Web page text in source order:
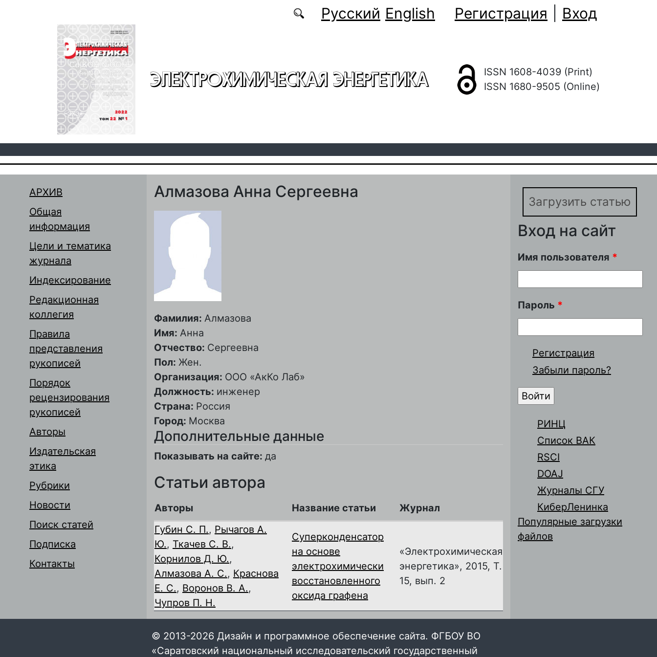
Русский English Регистрация Вход
ЭЛЕКТРОХИМИЧЕСКАЯ ЭНЕРГЕТИКА
ISSN 1608-4039 (Print)
ISSN 1680-9505 (Online)
АРХИВ
Общая
информация
Цели и тематика
журнала
Индексирование
Редакционная
коллегия
Правила
представления
рукописей
Порядок
рецензирования
рукописей
Авторы
Издательская
этика
Рубрики
Новости
Поиск статей
Подписка
Контакты
Алмазова Анна Сергеевна
Фамилия: Алмазова
Имя: Анна
Отчество: Сергеевна
Пол: Жен.
Организация: ООО «АкКо Лаб»
Должность: инженер
Страна: Россия
Город: Москва
Дополнительные данные
Показывать на сайте: да
Статьи автора
Авторы Название статьи
Журнал
Губин С. П., Рычагов А.
Ю., Ткачев С. В.,
Корнилов Д. Ю.,
Алмазова А. С., Краснова
Е. С., Воронов В. А.,
Чупров П. Н.
Суперконденсатор
на основе
электрохимически
восстановленного
оксида графена
«Электрохимическая
энергетика», 2015, Т.
15, вып. 2
Загрузить статью
Вход на сайт
Имя пользователя *
Пароль *
Регистрация
Забыли пароль?
РИНЦ
Список ВАК
RSCI
DOAJ
Журналы СГУ
КиберЛенинка
Популярные загрузки
файлов
© 2013-2026 Дизайн и программное обеспечение сайта. ФГБОУ ВО
«Саратовский национальный исследовательский государственный